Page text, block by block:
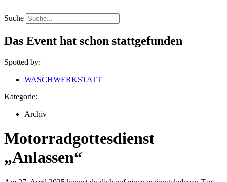
Inhalt
springen
Suche
Das Event hat schon stattgefunden
Spotted by:
WASCHWERKSTATT
Kategorie:
Archiv
Motorradgottesdienst
„Anlassen“